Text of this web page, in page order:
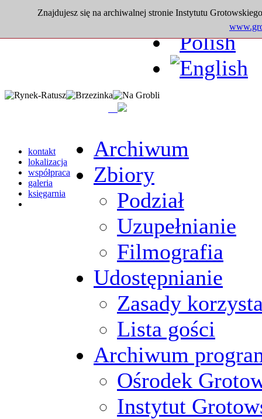
Znajdujesz się na archiwalnej stronie Instytutu
kontakt
lokalizacja
współpraca
galeria
księgarnia
Archiwum
Zbiory
Podział
Uzupełnianie
Filmografia
Udostępnianie
Zasady
Lista gości
Archiwum
Ośrodek
Instytut